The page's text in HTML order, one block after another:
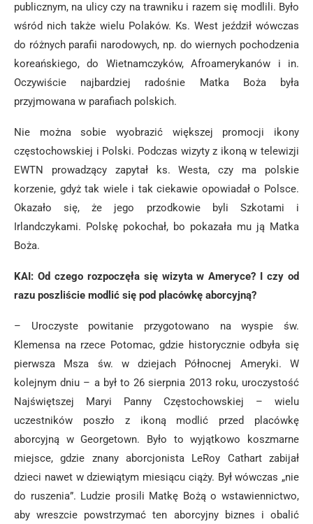
publicznym, na ulicy czy na trawniku i razem się modlili. Było
wśród nich także wielu Polaków. Ks. West jeździł wówczas
do różnych parafii narodowych, np. do wiernych pochodzenia
koreańskiego, do Wietnamczyków, Afroamerykanów i in.
Oczywiście najbardziej radośnie Matka Boża była
przyjmowana w parafiach polskich.
Nie można sobie wyobrazić większej promocji ikony
częstochowskiej i Polski. Podczas wizyty z ikoną w telewizji
EWTN prowadzący zapytał ks. Westa, czy ma polskie
korzenie, gdyż tak wiele i tak ciekawie opowiadał o Polsce.
Okazało się, że jego przodkowie byli Szkotami i
Irlandczykami. Polskę pokochał, bo pokazała mu ją Matka
Boża.
KAI: Od czego rozpoczęła się wizyta w Ameryce? I czy od
razu poszliście modlić się pod placówkę aborcyjną?
– Uroczyste powitanie przygotowano na wyspie św.
Klemensa na rzece Potomac, gdzie historycznie odbyła się
pierwsza Msza św. w dziejach Północnej Ameryki. W
kolejnym dniu – a był to 26 sierpnia 2013 roku, uroczystość
Najświętszej Maryi Panny Częstochowskiej – wielu
uczestników poszło z ikoną modlić przed placówkę
aborcyjną w Georgetown. Było to wyjątkowo koszmarne
miejsce, gdzie znany aborcjonista LeRoy Cathart zabijał
dzieci nawet w dziewiątym miesiącu ciąży. Był wówczas „nie
do ruszenia”. Ludzie prosili Matkę Bożą o wstawiennictwo,
aby wreszcie powstrzymać ten aborcyjny biznes i obalić